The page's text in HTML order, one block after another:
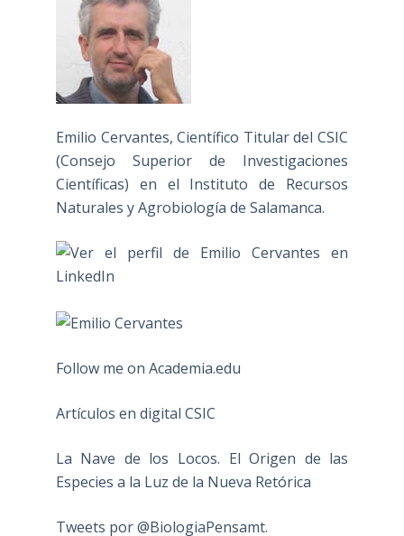
Emilio Cervantes, Científico Titular del CSIC
(Consejo Superior de Investigaciones
Científicas) en el Instituto de Recursos
Naturales y Agrobiología de Salamanca.
Follow me on Academia.edu
Artículos en digital CSIC
La Nave de los Locos. El Origen de las
Especies a la Luz de la Nueva Retórica
Tweets por @BiologiaPensamt.